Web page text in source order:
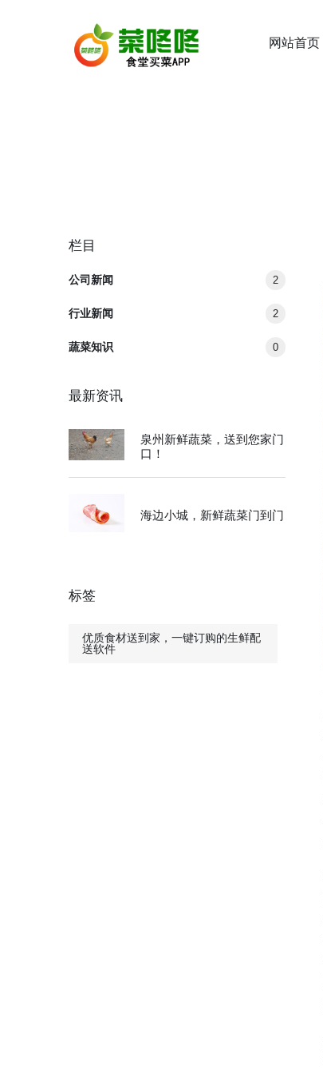
网站首页
栏目
公司新闻 2
行业新闻 2
蔬菜知识 0
最新资讯
泉州新鲜蔬菜，送到您家门
口！
海边小城，新鲜蔬菜门到门
标签
优质食材送到家，一键订购的生鲜配
送软件